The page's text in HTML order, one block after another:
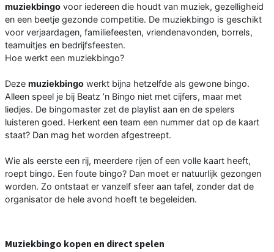
muziekbingo voor iedereen die houdt van muziek, gezelligheid
en een beetje gezonde competitie. De muziekbingo is geschikt
voor verjaardagen, familiefeesten, vriendenavonden, borrels,
teamuitjes en bedrijfsfeesten.
Hoe werkt een muziekbingo?
Deze muziekbingo werkt bijna hetzelfde als gewone bingo.
Alleen speel je bij Beatz ’n Bingo niet met cijfers, maar met
liedjes. De bingomaster zet de playlist aan en de spelers
luisteren goed. Herkent een team een nummer dat op de kaart
staat? Dan mag het worden afgestreept.
Wie als eerste een rij, meerdere rijen of een volle kaart heeft,
roept bingo. Een foute bingo? Dan moet er natuurlijk gezongen
worden. Zo ontstaat er vanzelf sfeer aan tafel, zonder dat de
organisator de hele avond hoeft te begeleiden.
Muziekbingo kopen en direct spelen